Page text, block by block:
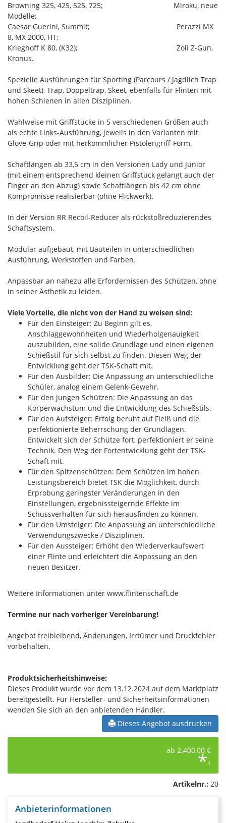
Browning 325, 425, 525, 725; Miroku, neue
Modelle;
Caesar Guerini, Summit; Perazzi MX
8, MX 2000, HT;
Krieghoff K 80, (K32); Zoli Z-Gun,
Kronus.
Spezielle Ausführungen für Sporting (Parcours / Jagdlich Trap
und Skeet), Trap, Doppeltrap, Skeet, ebenfalls für Flinten mit
hohen Schienen in allen Disziplinen.
Wahlweise mit Griffstücke in 5 verschiedenen Größen auch
als echte Links-Ausführung, jeweils in den Varianten mit
Glove-Grip oder mit herkömmlicher Pistolengriff-Form.
Schaftlängen ab 33,5 cm in den Versionen Lady und Junior
(mit einem entsprechend kleinen Griffstück gelangt auch der
Finger an den Abzug) sowie Schaftlängen bis 42 cm ohne
Kompromisse realisierbar (ohne Flickwerk).
In der Version RR Recoil-Reducer als rückstoßreduzierendes
Schaftsystem.
Modular aufgebaut, mit Bauteilen in unterschiedlichen
Ausführung, Werkstoffen und Farben.
Anpassbar an nahezu alle Erfordernissen des Schützen, ohne
in seiner Ästhetik zu leiden.
Viele Vorteile, die nicht von der Hand zu weisen sind:
Für den Einsteiger: Zu Beginn gilt es,
Anschlaggewohnheiten und Wiederholgenauigkeit
auszubilden, eine solide Grundlage und einen eigenen
Schießstil für sich selbst zu finden. Diesen Weg der
Entwicklung geht der TSK-Schaft mit.
Für den Ausbilder: Die Anpassung an unterschiedliche
Schüler, analog einem Gelenk-Gewehr.
Für den jungen Schützen: Die Anpassung an das
Körperwachstum und die Entwicklung des Schießstils.
Für den Aufsteiger: Erfolg beruht auf Fleiß und die
perfektionierte Beherrschung der Grundlagen.
Entwickelt sich der Schütze fort, perfektioniert er seine
Technik. Den Weg der Fortentwicklung geht der TSK-
Schaft mit.
Für den Spitzenschützen: Dem Schützen im hohen
Leistungsbereich bietet TSK die Möglichkeit, durch
Erprobung geringster Veränderungen in den
Einstellungen, ergebnissteigernde Effekte im
Schussverhalten für sich herausfinden zu können.
Für den Umsteiger: Die Anpassung an unterschiedliche
Verwendungszwecke / Disziplinen.
Für den Aussteiger: Erhöht den Wiederverkaufswert
einer Flinte und erleichtert die Anpassung an den
neuen Besitzer.
Weitere Informationen unter www.flintenschaft.de
Termine nur nach vorheriger Vereinbarung!
Angebot freibleibend, Änderungen, Irrtümer und Druckfehler
vorbehalten.
Produktsicherheitshinweise:
Dieses Produkt wurde vor dem 13.12.2024 auf dem Marktplatz
bereitgestellt. Für Hersteller- und Sicherheitsinformationen
wenden Sie sich an den anbietenden Händler.
Dieses Angebot ausdrucken
ab 2.400,00 €
*1
Artikelnr.: 20
Anbieterinformationen